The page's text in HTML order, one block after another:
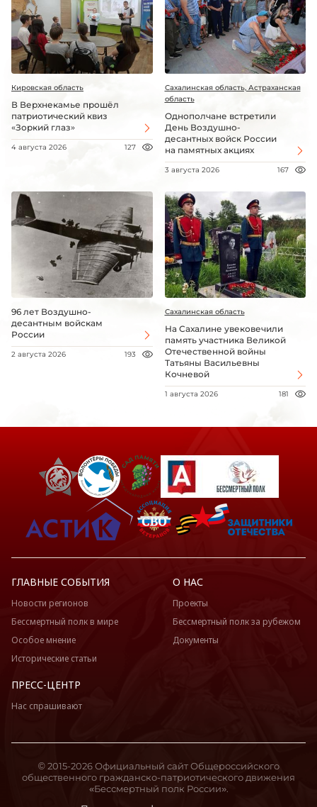
Кировская область
В Верхнекамье прошёл
патриотический квиз
«Зоркий глаз»
4 августа 2026 127
Сахалинская область, Астраханская
область
Однополчане встретили
День Воздушно-
десантных войск России
на памятных акциях
3 августа 2026 167
96 лет Воздушно-
десантным войскам
России
2 августа 2026 193
Сахалинская область
На Сахалине увековечили
память участника Великой
Отечественной войны
Татьяны Васильевны
Кочневой
1 августа 2026 181
ГЛАВНЫЕ СОБЫТИЯ
Новости регионов
Бессмертный полк в мире
Особое мнение
Исторические статьи
О НАС
Проекты
Бессмертный полк за рубежом
Документы
ПРЕСС-ЦЕНТР
Нас спрашивают
© 2015-2026 Официальный сайт Общероссийского
общественного гражданско-патриотического движения
«Бессмертный полк России».